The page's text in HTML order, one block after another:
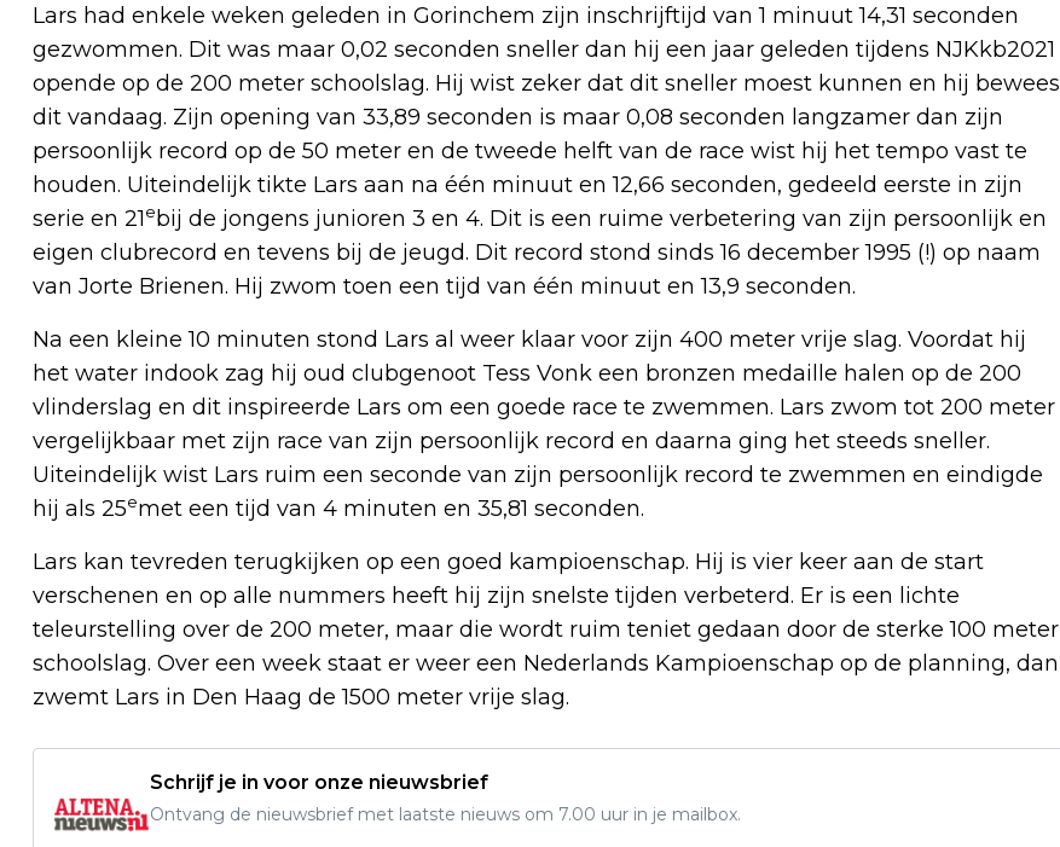
Lars had enkele weken geleden in Gorinchem zijn inschrijftijd van 1 minuut 14,31 seconden
gezwommen. Dit was maar 0,02 seconden sneller dan hij een jaar geleden tijdens NJKkb2021
opende op de 200 meter schoolslag. Hij wist zeker dat dit sneller moest kunnen en hij bewees
dit vandaag. Zijn opening van 33,89 seconden is maar 0,08 seconden langzamer dan zijn
persoonlijk record op de 50 meter en de tweede helft van de race wist hij het tempo vast te
houden. Uiteindelijk tikte Lars aan na één minuut en 12,66 seconden, gedeeld eerste in zijn
serie en 21ebij de jongens junioren 3 en 4. Dit is een ruime verbetering van zijn persoonlijk en
eigen clubrecord en tevens bij de jeugd. Dit record stond sinds 16 december 1995 (!) op naam
van Jorte Brienen. Hij zwom toen een tijd van één minuut en 13,9 seconden.
Na een kleine 10 minuten stond Lars al weer klaar voor zijn 400 meter vrije slag. Voordat hij
het water indook zag hij oud clubgenoot Tess Vonk een bronzen medaille halen op de 200
vlinderslag en dit inspireerde Lars om een goede race te zwemmen. Lars zwom tot 200 meter
vergelijkbaar met zijn race van zijn persoonlijk record en daarna ging het steeds sneller.
Uiteindelijk wist Lars ruim een seconde van zijn persoonlijk record te zwemmen en eindigde
hij als 25emet een tijd van 4 minuten en 35,81 seconden.
Lars kan tevreden terugkijken op een goed kampioenschap. Hij is vier keer aan de start
verschenen en op alle nummers heeft hij zijn snelste tijden verbeterd. Er is een lichte
teleurstelling over de 200 meter, maar die wordt ruim teniet gedaan door de sterke 100 meter
schoolslag. Over een week staat er weer een Nederlands Kampioenschap op de planning, dan
zwemt Lars in Den Haag de 1500 meter vrije slag.
Schrijf je in voor onze nieuwsbrief
Ontvang de nieuwsbrief met laatste nieuws om 7.00 uur in je mailbox.